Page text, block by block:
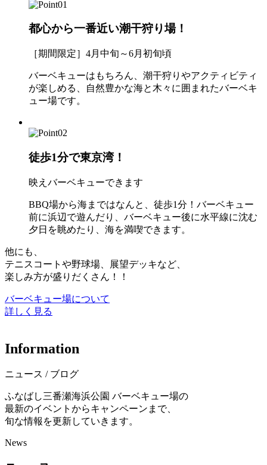
都心から一番近い潮干狩り場！
［期間限定］4月中旬～6月初旬頃
バーベキューはもちろん、潮干狩りやアクティビティ
が楽しめる、自然豊かな海と木々に囲まれたバーベキ
ュー場です。
徒歩1分で東京湾！
映えバーベキューできます
BBQ場から海まではなんと、徒歩1分！バーベキュー
前に浜辺で遊んだり、バーベキュー後に水平線に沈む
夕日を眺めたり、海を満喫できます。
他にも、
テニスコートや野球場、展望デッキなど、
楽しみ方が盛りだくさん！！
バーベキュー場について
詳しく見る
Information
ニュース / ブログ
ふなばし三番瀬海浜公園 バーベキュー場の
最新のイベントからキャンペーンまで、
旬な情報を更新していきます。
News